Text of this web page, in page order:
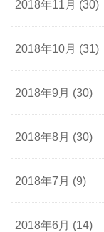
2018年11月 (30)
2018年10月 (31)
2018年9月 (30)
2018年8月 (30)
2018年7月 (9)
2018年6月 (14)